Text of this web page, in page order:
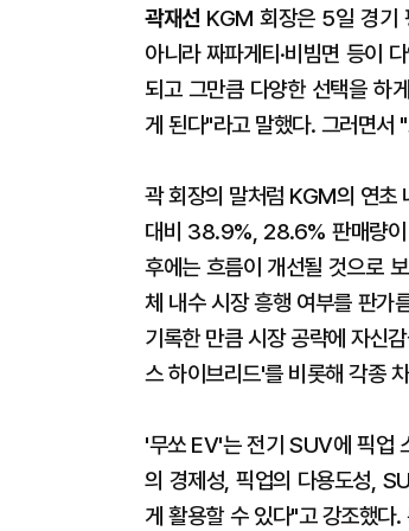
곽재선KGM 회장은 5일 경기
아니라 짜파게티·비빔면 등이
되고 그만큼 다양한 선택을 하
게 된다"라고 말했다. 그러면서
곽 회장의 말처럼 KGM의 연
대비 38.9%, 28.6% 판매량이
후에는 흐름이 개선될 것으로
체 내수 시장 흥행 여부를 판
기록한 만큼 시장 공략에 자신
스 하이브리드'를 비롯해 각종
'무쏘 EV'는 전기 SUV에 픽업
의 경제성, 픽업의 다용도성,
게 활용할 수 있다"고 강조했